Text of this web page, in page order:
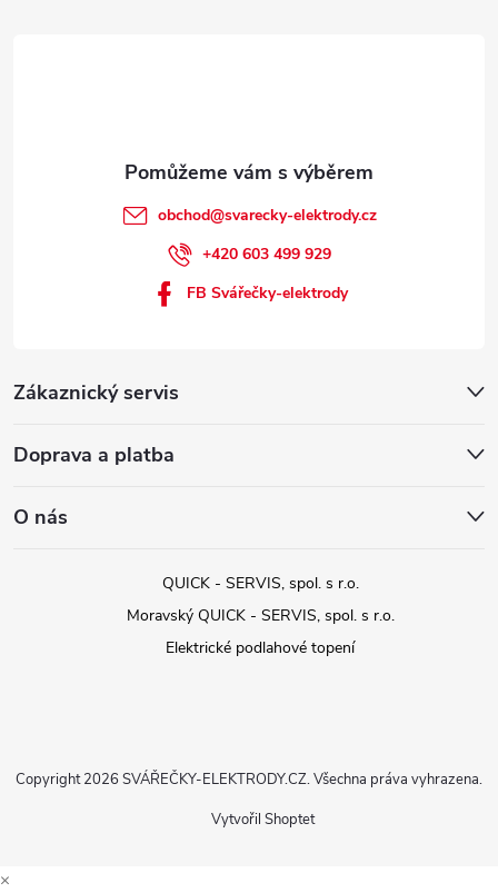
Zákaznický servis
Doprava a platba
O nás
obchod@svarecky-elektrody.cz
+420 603 499 929
FB Svářečky-elektrody
QUICK - SERVIS, spol. s r.o.
Moravský QUICK - SERVIS, spol. s r.o.
Elektrické podlahové topení
Vytvořil Shoptet
Copyright 2026 SVÁŘEČKY-ELEKTRODY.CZ. Všechna práva vyhrazena.
×